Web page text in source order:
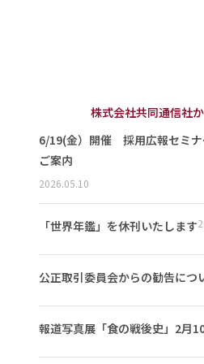
株式会社共同通信社
6/19(金）開催 採用広報セミナ
ご案内
2026.05.10
「世界年鑑」を休刊いたします
公正取引委員会からの勧告につ
報道写真展「食の戦後史」2月